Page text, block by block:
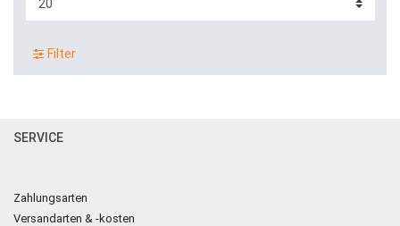
Filter
SERVICE
Zahlungsarten
Versandarten & -kosten